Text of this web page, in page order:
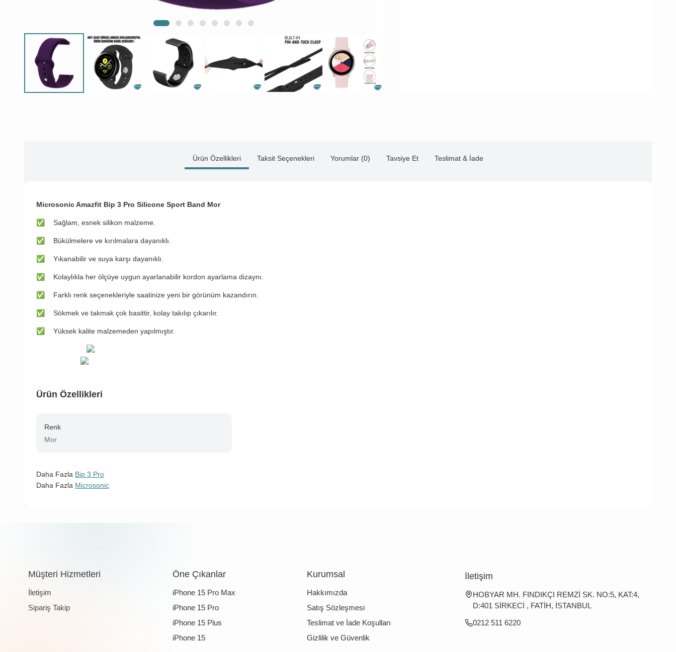
Ürün Özellikleri Taksit Seçenekleri Yorumlar (0) Tavsiye Et Teslimat & İade
Microsonic Amazfit Bip 3 Pro Silicone Sport Band Mor
✅ Sağlam, esnek silikon malzeme.
✅ Bükülmelere ve kırılmalara dayanıklı.
✅ Yıkanabilir ve suya karşı dayanıklı.
✅ Kolaylıkla her ölçüye uygun ayarlanabilir kordon ayarlama dizaynı.
✅ Farklı renk seçenekleriyle saatinize yeni bir görünüm kazandırın.
✅ Sökmek ve takmak çok basittir, kolay takılıp çıkarılır.
✅ Yüksek kalite malzemeden yapılmıştır.
Ürün Özellikleri
Renk
Mor
Daha Fazla Bip 3 Pro
Daha Fazla Microsonic
Müşteri Hizmetleri
İletişim
Sipariş Takip
Öne Çıkanlar
iPhone 15 Pro Max
iPhone 15 Pro
iPhone 15 Plus
iPhone 15
Kurumsal
Hakkımızda
Satış Sözleşmesi
Teslimat ve İade Koşulları
Gizlilik ve Güvenlik
İletişim
HOBYAR MH. FINDIKÇI REMZİ SK. NO:5, KAT:4,
D:401 SİRKECİ , FATİH, İSTANBUL
0212 511 6220